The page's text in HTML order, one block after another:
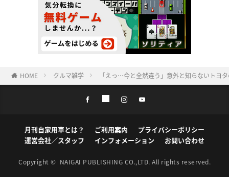
HOME クルマ雑学 「えっ…今と全然違う」意外と知らないトヨ
月刊自家用車とは？ ご利用案内
プライバシーポリシー
運営会社／スタッフ
インフォメーション お問い合わせ
Copyright © NAIGAI PUBLISHING CO.,LTD. All rights reserved.